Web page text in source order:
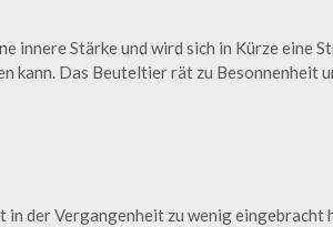
innere Stärke und wird sich in Kürze eine
kann. Das Beuteltier rät zu Besonnenheit
in der Vergangenheit zu wenig eingebracht